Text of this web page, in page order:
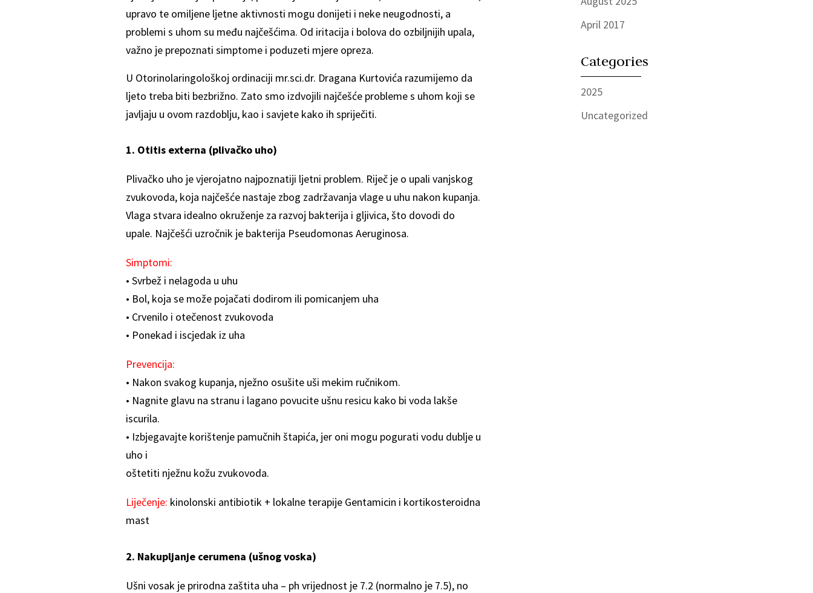
upravo te omiljene ljetne aktivnosti mogu donijeti i neke neugodnosti, a
problemi s uhom su među najčešćima. Od iritacija i bolova do ozbiljnijih upala,
važno je prepoznati simptome i poduzeti mjere opreza.
U Otorinolaringološkoj ordinaciji mr.sci.dr. Dragana Kurtovića razumijemo da
ljeto treba biti bezbrižno. Zato smo izdvojili najčešće probleme s uhom koji se
javljaju u ovom razdoblju, kao i savjete kako ih spriječiti.
1. Otitis externa (plivačko uho)
Plivačko uho je vjerojatno najpoznatiji ljetni problem. Riječ je o upali vanjskog
zvukovoda, koja najčešće nastaje zbog zadržavanja vlage u uhu nakon kupanja.
Vlaga stvara idealno okruženje za razvoj bakterija i gljivica, što dovodi do
upale. Najčešći uzročnik je bakterija Pseudomonas Aeruginosa.
Simptomi:
• Svrbež i nelagoda u uhu
• Bol, koja se može pojačati dodirom ili pomicanjem uha
• Crvenilo i otečenost zvukovoda
• Ponekad i iscjedak iz uha
Prevencija:
• Nakon svakog kupanja, nježno osušite uši mekim ručnikom.
• Nagnite glavu na stranu i lagano povucite ušnu resicu kako bi voda lakše
iscurila.
• Izbjegavajte korištenje pamučnih štapića, jer oni mogu pogurati vodu dublje u
uho i
oštetiti nježnu kožu zvukovoda.
Liječenje: kinolonski antibiotik + lokalne terapije Gentamicin i kortikosteroidna
mast
2. Nakupljanje cerumena (ušnog voska)
Ušni vosak je prirodna zaštita uha – ph vrijednost je 7.2 (normalno je 7.5), no
April 2017
Categories
2025
Uncategorized